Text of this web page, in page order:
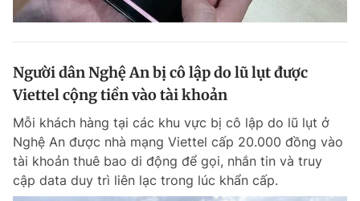
Người dân Nghệ An bị cô lập do lũ lụt được
Viettel cộng tiền vào tài khoản
Mỗi khách hàng tại các khu vực bị cô lập do lũ lụt ở
Nghệ An được nhà mạng Viettel cấp 20.000 đồng vào
tài khoản thuê bao di động để gọi, nhắn tin và truy
cập data duy trì liên lạc trong lúc khẩn cấp.